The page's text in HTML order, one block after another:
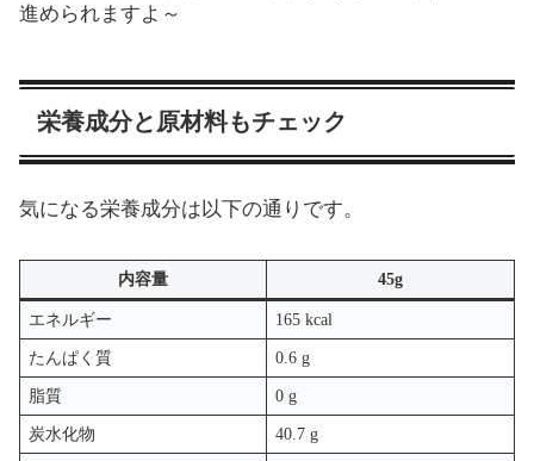
進められますよ～
栄養成分と原材料もチェック
気になる栄養成分は以下の通りです。
内容量 45g
エネルギー 165 kcal
たんぱく質 0.6 g
脂質 0 g
炭水化物 40.7 g